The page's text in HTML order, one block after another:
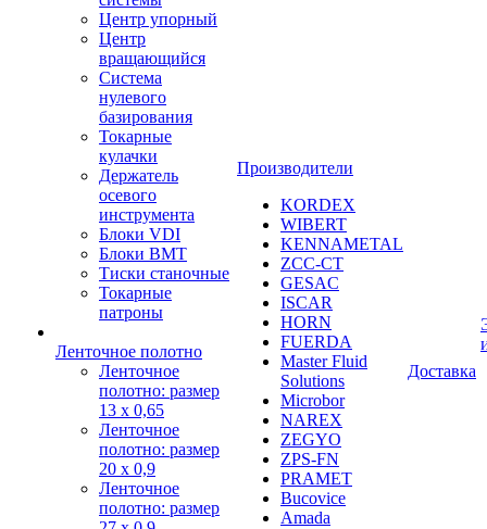
Центр упорный
Центр
вращающийся
Система
нулевого
базирования
Токарные
кулачки
Держатель
осевого
инструмента
Блоки VDI
Блоки BMT
Тиски станочные
Токарные
патроны
Ленточное полотно
Ленточное
полотно: размер
13 х 0,65
Ленточное
полотно: размер
20 х 0,9
Ленточное
полотно: размер
Производители
KORDEX
WIBERT
KENNAMETAL
ZCC-CT
GESAC
ISCAR
HORN
FUERDA
Master Fluid
Solutions
Microbor
NAREX
ZEGYO
ZPS-FN
PRAMET
Bucovice
Amada
Доставка